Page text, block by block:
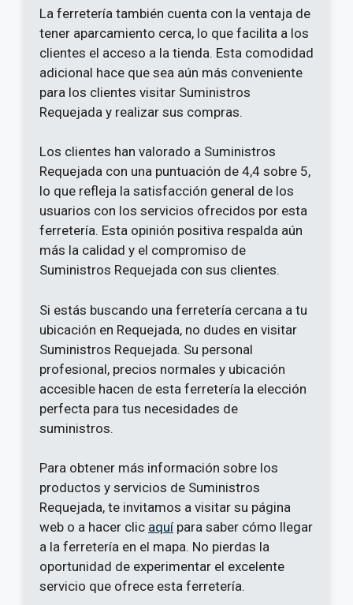
La ferretería también cuenta con la ventaja de
tener aparcamiento cerca, lo que facilita a los
clientes el acceso a la tienda. Esta comodidad
adicional hace que sea aún más conveniente
para los clientes visitar Suministros
Requejada y realizar sus compras.
Los clientes han valorado a Suministros
Requejada con una puntuación de 4,4 sobre 5,
lo que refleja la satisfacción general de los
usuarios con los servicios ofrecidos por esta
ferretería. Esta opinión positiva respalda aún
más la calidad y el compromiso de
Suministros Requejada con sus clientes.
Si estás buscando una ferretería cercana a tu
ubicación en Requejada, no dudes en visitar
Suministros Requejada. Su personal
profesional, precios normales y ubicación
accesible hacen de esta ferretería la elección
perfecta para tus necesidades de
suministros.
Para obtener más información sobre los
productos y servicios de Suministros
Requejada, te invitamos a visitar su página
web o a hacer clic aquí para saber cómo llegar
a la ferretería en el mapa. No pierdas la
oportunidad de experimentar el excelente
servicio que ofrece esta ferretería.